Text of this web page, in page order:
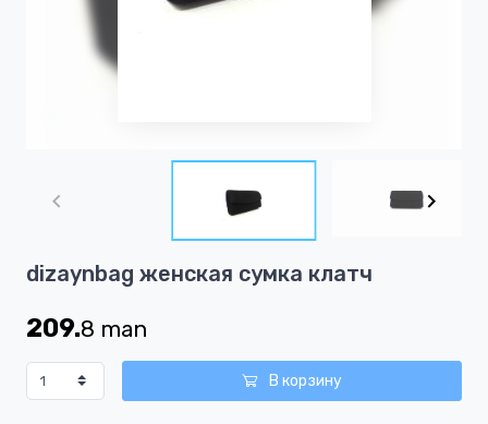
1
4
dizaynbag женская сумка клатч
209.8 man
В корзину